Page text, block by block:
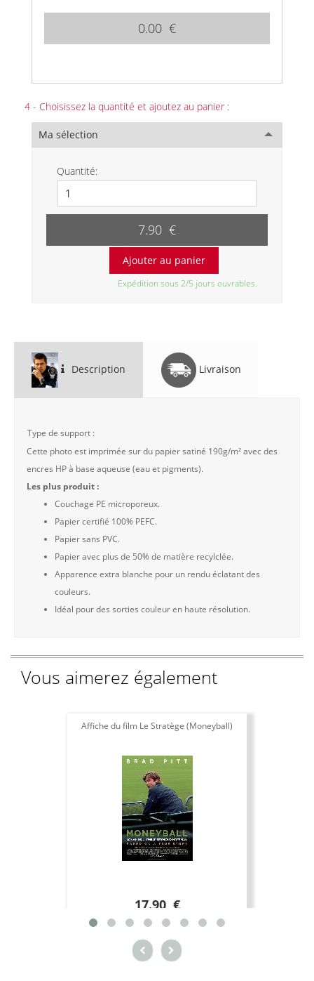
0.00 €
4 - Choisissez la quantité et ajoutez au panier :
Ma sélection
Quantité:
7.90 €
Expédition sous 2/5 jours ouvrables.
Description Livraison
Type de support :
Cette photo est imprimée sur du papier satiné 190g/m² avec des
encres HP à base aqueuse (eau et pigments).
Les plus produit :
Couchage PE microporeux.
Papier certifié 100% PEFC.
Papier sans PVC.
Papier avec plus de 50% de matière recylclée.
Apparence extra blanche pour un rendu éclatant des
couleurs.
Idéal pour des sorties couleur en haute résolution.
Vous aimerez également
Affiche du film Le Stratège (Moneyball)
17.90 €